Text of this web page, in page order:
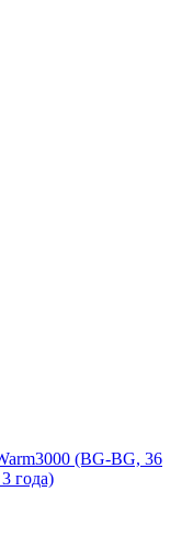
(BG-BG, 36
года)